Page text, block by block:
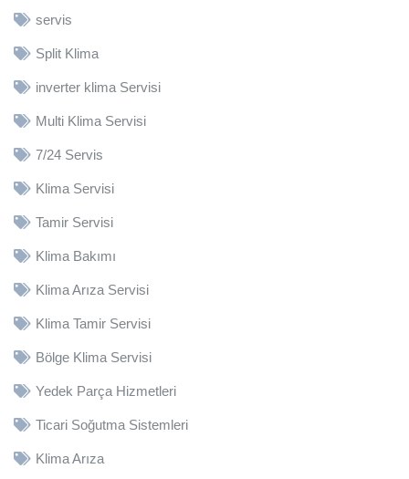
servis
Split Klima
inverter klima Servisi
Multi Klima Servisi
7/24 Servis
Klima Servisi
Tamir Servisi
Klima Bakımı
Klima Arıza Servisi
Klima Tamir Servisi
Bölge Klima Servisi
Yedek Parça Hizmetleri
Ticari Soğutma Sistemleri
Klima Arıza